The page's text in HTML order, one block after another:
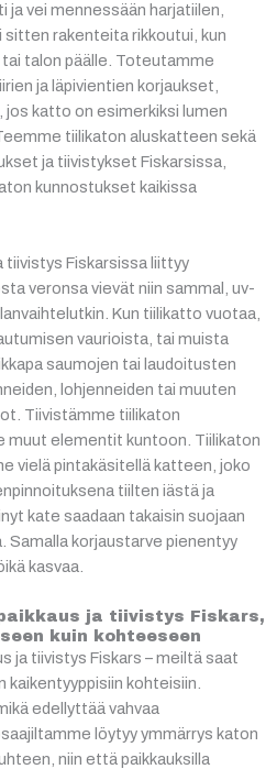
vei mennessään harjatiilen,
rakenteita rikkoutui, kun
talon päälle. Toteutamme
ja läpivientien korjaukset,
jos katto on esimerkiksi lumen
tiilikaton aluskatteen sekä
ja tiivistykset Fiskarsissa,
kunnostukset kaikissa
tiivistys Fiskarsissa liittyy
veronsa vievät niin sammal, uv-
Kun tiilikatto vuotaa,
vaurioista, tai muista
saumojen tai laudoitusten
lohjenneiden tai muuten
Tiivistämme tiilikaton
muut elementit kuntoon. Tiilikaton
vielä pintakäsitellä katteen, joko
tiilten iästä ja
kate saadaan takaisin suojaan
Samalla korjaustarve pienentyy
kasvaa.
ja tiivistys Fiskars,
kuin kohteeseen
ja tiivistys Fiskars – meiltä saat
kaikentyyppisiin kohteisiin.
edellyttää vahvaa
löytyy ymmärrys katon
niin että paikkauksilla